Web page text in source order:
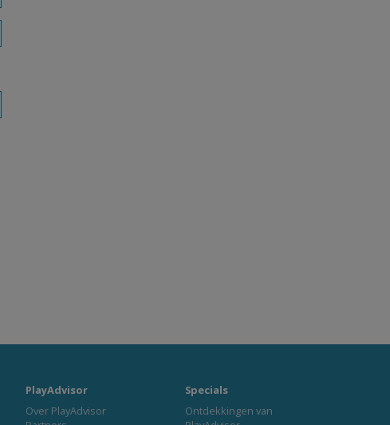
PlayAdvisor
Over PlayAdvisor
Specials
Ontdekkingen van